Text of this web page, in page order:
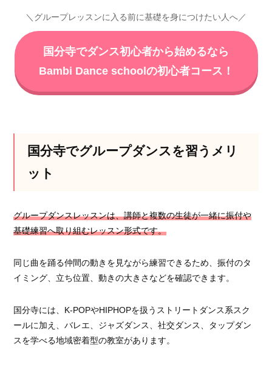
＼グループレッスンに入る前に基礎を身につけたい人へ／
国分寺でダンス初心者から始めるなら
Bambi Dance schoolの初心者コース！
国分寺でグループダンスを習うメリ
ット
グループダンスレッスンは、講師と複数の生徒が一緒に振付や
基礎練習へ取り組むレッスン形式です。
同じ曲を踊る仲間の動きを見ながら練習できるため、振付のタ
イミング、立ち位置、動きの大きさなどを確認できます。
国分寺には、K-POPやHIPHOPを扱うストリートダンス系スク
ールに加え、バレエ、ジャズダンス、社交ダンス、タップダン
スを学べる地域密着型の教室があります。